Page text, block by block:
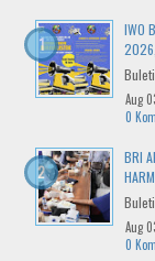
IWO
Aug
0
BRI
Aug
0